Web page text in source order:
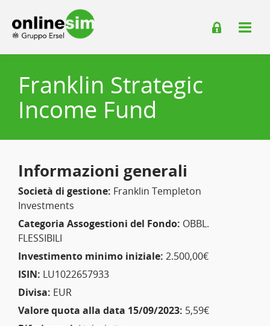
Franklin Strategic
Income Fund
Informazioni generali
Società di gestione: Franklin Templeton
Investments
Categoria Assogestioni del Fondo: OBBL.
FLESSIBILI
Investimento minimo iniziale: 2.500,00€
ISIN: LU1022657933
Divisa: EUR
Valore quota alla data 15/09/2023: 5,59€